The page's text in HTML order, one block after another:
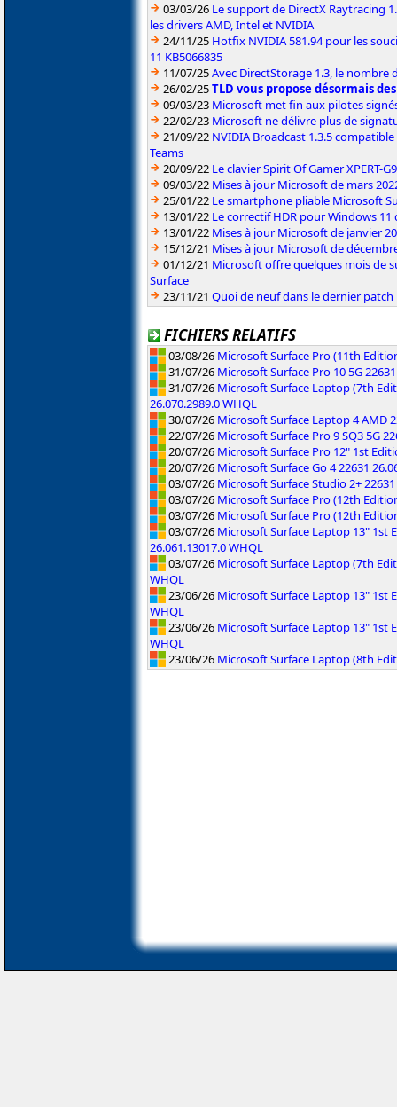
03/03/26 Le support de DirectX Raytracing
les drivers AMD, Intel et NVIDIA
24/11/25 Hotfix NVIDIA 581.94 pour les
11 KB5066835
11/07/25Avec DirectStorage 1.3, le nombre
26/02/25TLD vous propose désormais
09/03/23 Microsoft met fin aux pilotes
22/02/23 Microsoft ne délivre plus de
21/09/22 NVIDIA Broadcast 1.3.5
Teams
20/09/22 Le clavier Spirit Of Gamer XPERT-
09/03/22 Mises à jour Microsoft de mars
25/01/22 Le smartphone pliable Microsoft
13/01/22 Le correctif HDR pour Windows
13/01/22 Mises à jour Microsoft de janvier
15/12/21 Mises à jour Microsoft de
01/12/21 Microsoft offre quelques mois de
Surface
23/11/21 Quoi de neuf dans le dernier
FICHIERS RELATIFS
03/08/26 Microsoft Surface Pro (11th
31/07/26 Microsoft Surface Pro 10 5G
31/07/26 Microsoft Surface Laptop (7th
26.070.2989.0 WHQL
30/07/26 Microsoft Surface Laptop 4 AMD
22/07/26 Microsoft Surface Pro 9 SQ3 5G
20/07/26 Microsoft Surface Pro 12" 1st
20/07/26 Microsoft Surface Go 4 22631
03/07/26 Microsoft Surface Studio 2+
03/07/26 Microsoft Surface Pro (12th
03/07/26 Microsoft Surface Pro (12th
03/07/26 Microsoft Surface Laptop 13" 1st
26.061.13017.0 WHQL
03/07/26 Microsoft Surface Laptop (7th
WHQL
23/06/26 Microsoft Surface Laptop 13" 1st
WHQL
23/06/26 Microsoft Surface Laptop 13" 1st
WHQL
23/06/26 Microsoft Surface Laptop (8th